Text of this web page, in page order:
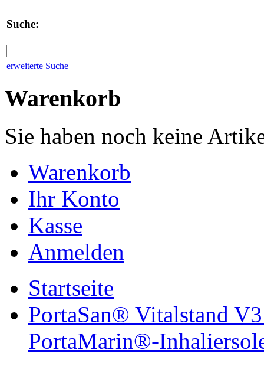
Suche:
erweiterte Suche
Warenkorb
Sie haben noch keine
Warenkorb
Ihr Konto
Kasse
Anmelden
Startseite
PortaSan® Vitalstand
PortaMarin®-